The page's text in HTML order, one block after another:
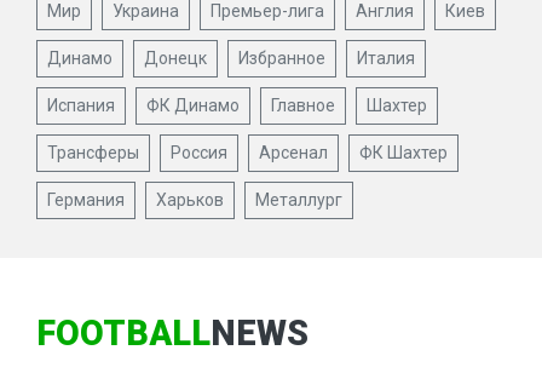
Мир Украина Премьер-лига Англия Киев
Динамо Донецк Избранное Италия
Испания ФК Динамо Главное Шахтер
Трансферы Россия Арсенал ФК Шахтер
Германия Харьков Металлург
FOOTBALLNEWS